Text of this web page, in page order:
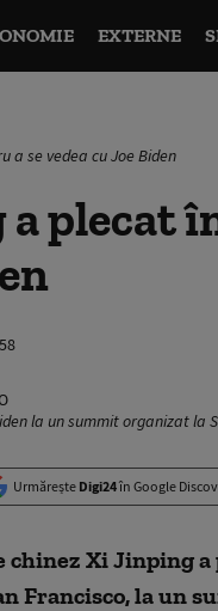
EXTERNE
a se vedea cu Joe Biden
plecat
la un summit organizat
Urmărește Digi24în Google
chinez Xi Jinping
Francisco, la un